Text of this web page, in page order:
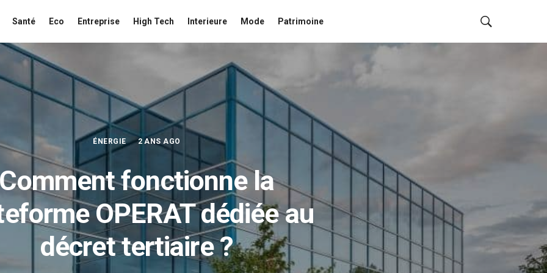
Santé Eco Entreprise High Tech Interieure Mode Patrimoine
ÉNERGIE 2 ANS AGO
fonctionne la
OPERAT dédiée au
décret tertiaire ?